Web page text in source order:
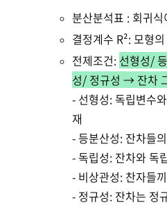
분산분석표 : 회귀
결정계수 R²: 모형
전제조건: 선형성/
성/ 정규성 → 잔차
- 선형성: 독립변수
재
- 등분산성: 잔차들
- 독립성: 잔차와 독
- 비상관성: 찬자들
- 정규성: 잔차는 정